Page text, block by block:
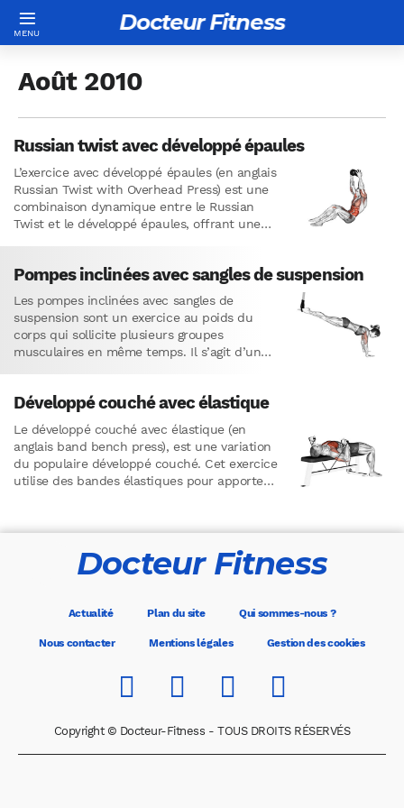
Docteur Fitness
Août 2010
Russian twist avec développé épaules
L’exercice avec développé épaules (en anglais
Russian Twist with Overhead Press) est une
combinaison dynamique entre le Russian
Twist et le développé épaules, offrant une
Pompes inclinées avec sangles de suspension
Les pompes inclinées avec sangles de
suspension sont un exercice au poids du
corps qui sollicite plusieurs groupes
musculaires en même temps. Il s’agit d’une
Développé couché avec élastique
Le développé couché avec élastique (en
anglais band bench press), est une variation
du populaire développé couché. Cet exercice
utilise des bandes élastiques pour apporter
Docteur Fitness
Actualité Plan du site Qui sommes-nous ?
Nous contacter Mentions légales Gestion des cookies
Copyright © Docteur-Fitness - TOUS DROITS RÉSERVÉS